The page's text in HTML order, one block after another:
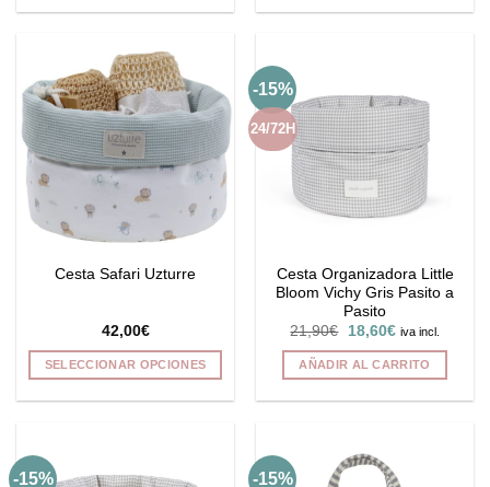
múltiples
variantes.
Las
opciones
se
pueden
elegir
en
página
producto
variantes.
Las
opciones
se
pueden
elegir
página
de
producto
Cesta Safari Uzturre
42,00€
SELECCIONAR OPCIONES
variantes.
-15%
24/72H
Cesta Organizadora Little
Bloom Vichy Gris Pasito a
Pasito
21,90€
El
original
era:
18,60€El
actual
es:
iva incl.
AÑADIR AL CARRITO
-15% -15%